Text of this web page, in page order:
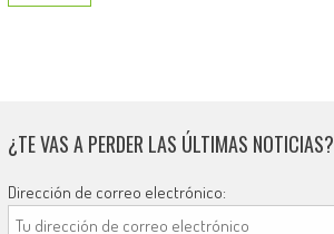
¿TE VAS A PERDER LAS ÚLTIMAS NOTICIAS?
Dirección de correo electrónico: